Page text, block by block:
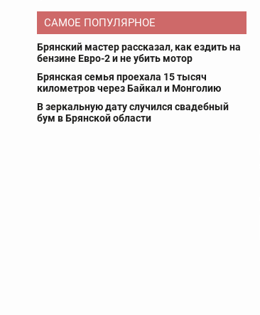
САМОЕ ПОПУЛЯРНОЕ
Брянский мастер рассказал, как ездить на
бензине Евро-2 и не убить мотор
Брянская семья проехала 15 тысяч
километров через Байкал и Монголию
В зеркальную дату случился свадебный
бум в Брянской области